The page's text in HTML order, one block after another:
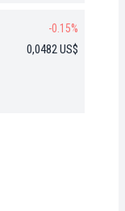
-0.15%
0,0482 US$